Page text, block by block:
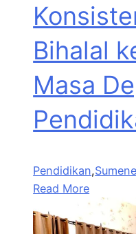
Bihalal
Masa
Pendidikan,
Read More